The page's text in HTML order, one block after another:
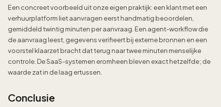
Een concreet voorbeeld uit onze eigen praktijk: een klant met een
verhuurplatform liet aanvragen eerst handmatig beoordelen,
gemiddeld twintig minuten per aanvraag. Een agent-workflow die
de aanvraag leest, gegevens verifieert bij externe bronnen en een
voorstel klaarzet bracht dat terug naar twee minuten menselijke
controle. De SaaS-systemen eromheen bleven exact hetzelfde; de
waarde zat in de laag ertussen.
Conclusie